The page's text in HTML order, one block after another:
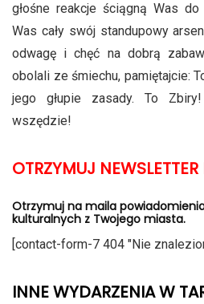
głośne reakcje ściągną Was
Was cały swój standupowy
odwagę i chęć na dobrą
obolali ze śmiechu, pamiętajcie:
jego głupie zasady. To
wszędzie!
OTRZYMUJ NEWSLETTER
Otrzymuj na maila
kulturalnych z Twojego miasta.
[contact-form-7 404 "Nie
INNE WYDARZENIA W